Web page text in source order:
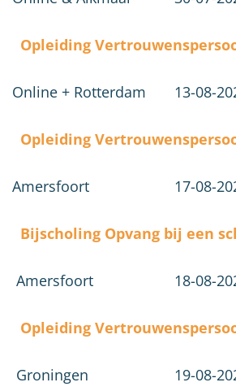
Opleiding
Online + Rotterdam 13-08-
Opleiding
Amersfoort 17-08-
Bijscholing Opvang bij een
Amersfoort 18-08-
Opleiding
Groningen 19-08-